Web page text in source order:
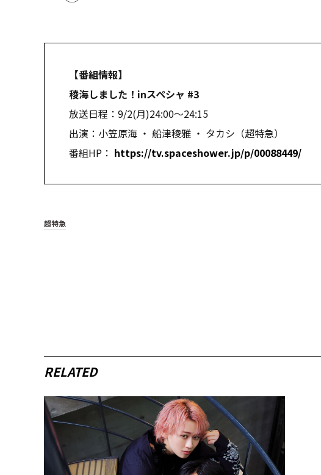
【番組情報】
稜海しました！inスペシャ #3
放送日程：9/2(月)24:00～24:15
出演：小笠原海 ・ 船津稜雅 ・ タカシ（超特急）
番組HP： https://tv.spaceshower.jp/p/00088449/
超特急
RELATED